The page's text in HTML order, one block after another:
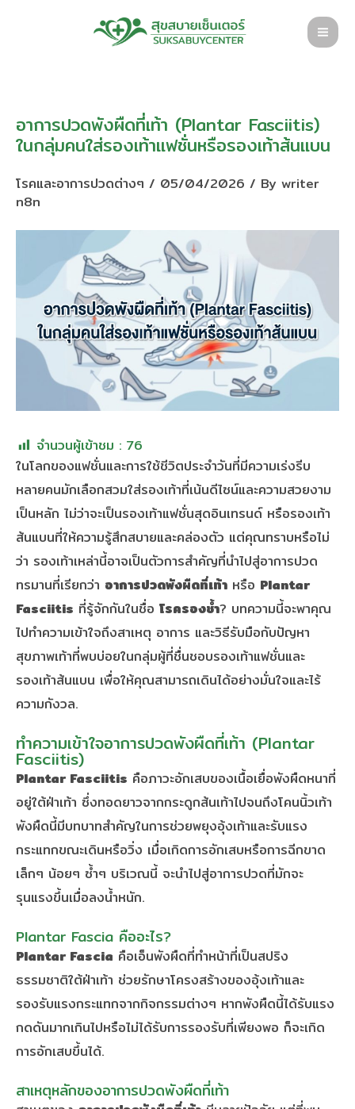
อาการปวดพังผืดที่เท้า (Plantar Fasciitis)
ในกลุ่มคนใส่รองเท้าแฟชั่นหรือรองเท้าส้นแบน
โรคและอาการปวดต่างๆ / 05/04/2026 / By writer
n8n
จำนวนผู้เข้าชม : 76
ในโลกของแฟชั่นและการใช้ชีวิตประจำวันที่มีความเร่งรีบ
หลายคนมักเลือกสวมใส่รองเท้าที่เน้นดีไซน์และความสวยงาม
เป็นหลัก ไม่ว่าจะเป็นรองเท้าแฟชั่นสุดอินเทรนด์ หรือรองเท้า
ส้นแบนที่ให้ความรู้สึกสบายและคล่องตัว แต่คุณทราบหรือไม่
ว่า รองเท้าเหล่านี้อาจเป็นตัวการสำคัญที่นำไปสู่อาการปวด
ทรมานที่เรียกว่า อาการปวดพังผืดที่เท้า หรือ Plantar
Fasciitis ที่รู้จักกันในชื่อ โรครองช้ำ? บทความนี้จะพาคุณ
ไปทำความเข้าใจถึงสาเหตุ อาการ และวิธีรับมือกับปัญหา
สุขภาพเท้าที่พบบ่อยในกลุ่มผู้ที่ชื่นชอบรองเท้าแฟชั่นและ
รองเท้าส้นแบน เพื่อให้คุณสามารถเดินได้อย่างมั่นใจและไร้
ความกังวล.
ทำความเข้าใจอาการปวดพังผืดที่เท้า (Plantar
Fasciitis)
Plantar Fasciitis คือภาวะอักเสบของเนื้อเยื่อพังผืดหนาที่
อยู่ใต้ฝ่าเท้า ซึ่งทอดยาวจากกระดูกส้นเท้าไปจนถึงโคนนิ้วเท้า
พังผืดนี้มีบทบาทสำคัญในการช่วยพยุงอุ้งเท้าและรับแรง
กระแทกขณะเดินหรือวิ่ง เมื่อเกิดการอักเสบหรือการฉีกขาด
เล็กๆ น้อยๆ ซ้ำๆ บริเวณนี้ จะนำไปสู่อาการปวดที่มักจะ
รุนแรงขึ้นเมื่อลงน้ำหนัก.
Plantar Fascia คืออะไร?
Plantar Fascia คือเอ็นพังผืดที่ทำหน้าที่เป็นสปริง
ธรรมชาติใต้ฝ่าเท้า ช่วยรักษาโครงสร้างของอุ้งเท้าและ
รองรับแรงกระแทกจากกิจกรรมต่างๆ หากพังผืดนี้ได้รับแรง
กดดันมากเกินไปหรือไม่ได้รับการรองรับที่เพียงพอ ก็จะเกิด
การอักเสบขึ้นได้.
สาเหตุหลักของอาการปวดพังผืดที่เท้า